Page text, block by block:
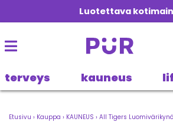
Luotettava
terveys kauneus
Etusivu › Kauppa › KAUNEUS › All Tigers